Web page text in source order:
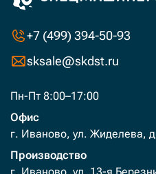
+7 (499) 394-50-93
sksale@skdst.ru
Пн-Пт 8:00–17:00
Офис
г. Иваново, ул. Жиделева,
Производство